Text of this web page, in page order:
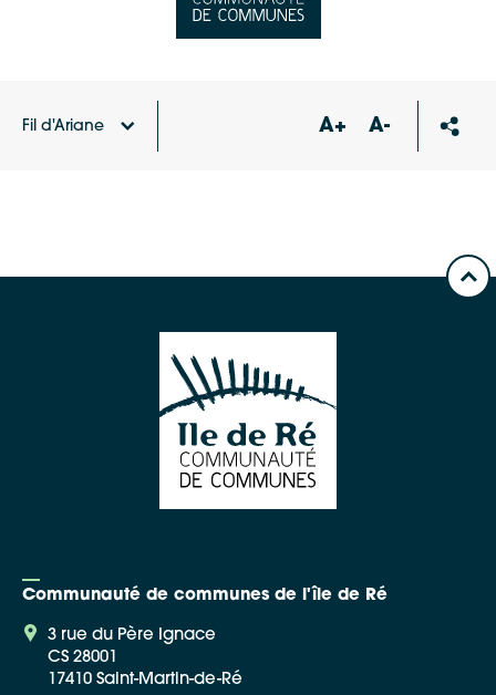
Fil d'Ariane A+ A-
Communauté de communes de l'île de Ré
3 rue du Père Ignace
CS 28001
17410 Saint-Martin-de-Ré